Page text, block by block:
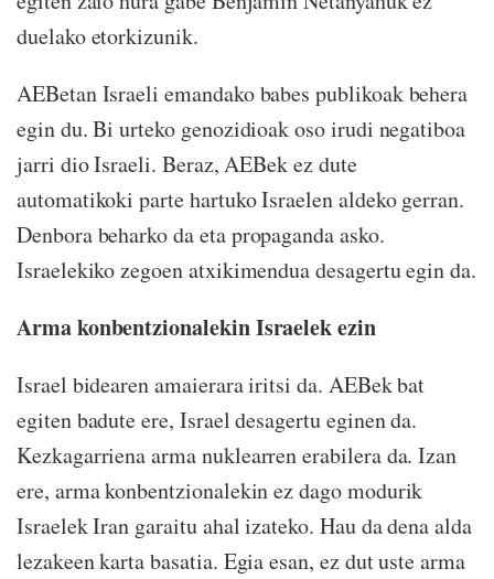
duelako etorkizunik.
AEBetan Israeli emandako babes publikoak behera
egin du. Bi urteko genozidioak oso irudi negatiboa
jarri dio Israeli. Beraz, AEBek ez dute
automatikoki parte hartuko Israelen aldeko gerran.
Denbora beharko da eta propaganda asko.
Israelekiko zegoen atxikimendua desagertu egin da.
Arma konbentzionalekin Israelek ezin
Israel bidearen amaierara iritsi da. AEBek bat
egiten badute ere, Israel desagertu eginen da.
Kezkagarriena arma nuklearren erabilera da. Izan
ere, arma konbentzionalekin ez dago modurik
Israelek Iran garaitu ahal izateko. Hau da dena alda
lezakeen karta basatia. Egia esan, ez dut uste arma